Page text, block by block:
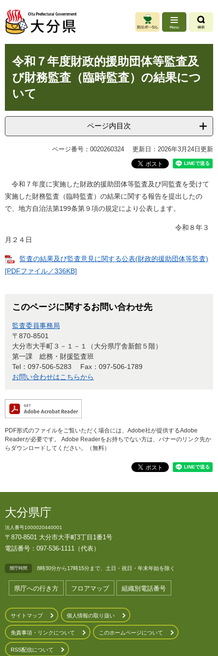
ジ
先
ュ
を
へ
令和７年度財政的援助団体等監査及
び財務監査（臨時監査）の結果につ
いて
ページ内目次
ページ番号：0020260324 更新日：2026年3月24日更新
令和７年度に実施した財政的援助団体等監査及び同監査を受けて
実施した財務監査（臨時監査）の結果に関する報告を提出したの
で、地方自治法第199条第９項の規定により公表します。
令和８年３
月２４日
監査の結果及び監査意見に関する公表(財政的援助団体等監査)
[PDFファイル／336KB]
このページに関するお問い合わせ先
監査委員事務局
〒870-8501
大分市大手町３－１－１（大分県庁舎新館５階）
第一課 総務・財援監査班
Tel：097-506-5283
Fax：097-506-1789
お問い合わせはこちらから
PDF形式のファイルをご覧いただく場合には、Adobe社が提供するAdobe
Readerが必要です。
Adobe Readerをお持ちでない方は、バナーのリンク先か
らダウンロードしてください。（無料）
大分県庁
法人番号1000020440001
〒870-8501 大分市大手町3丁目1番1号
電話番号：097-536-1111（代表）
開庁時間 8時30分から17時15分まで、土日・祝日・年末年始を除く
県庁への行き方 フロアマップ 組織別電話番号
サイトマップ 個人情報の取り扱い
免責事項・リンクについて このホームページについて
RSS配信について